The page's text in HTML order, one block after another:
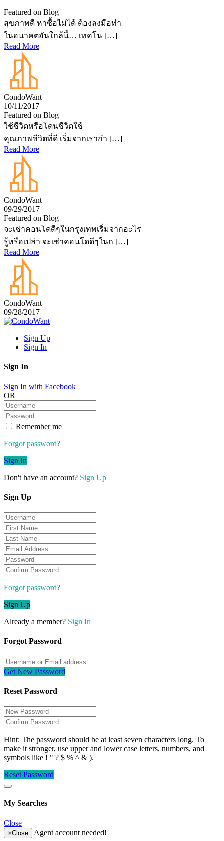
Featured on Blog
สุขภาพดี หาซื้อไม่ได้ ต้องลงมือทำ
ในอนาคตอันใกล้นี้… เทคโน […]
Read More
CondoWant
10/11/2017
Featured on Blog
ใช้ชีวิตหรือโดนชีวิตใช้
คุณภาพชีวิตที่ดี เริ่มจากเรากำ […]
Read More
CondoWant
09/29/2017
Featured on Blog
จะเช่าคอนโดดีๆในกรุงเทพเริ่มจากอะไร
รู้หรือเปล่า จะเช่าคอนโดดีๆในก […]
Read More
CondoWant
09/28/2017
Sign Up
Sign In
Sign In
Sign In with Facebook
OR
Remember me
Forgot password?
Sign In
Don't have an account? Sign Up
Sign Up
Forgot password?
Sign Up
Already a member? Sign In
Forgot Password
Get New Password
Reset Password
Hint: The password should be at least seven characters long. To
make it stronger, use upper and lower case letters, numbers, and
symbols like ! " ? $ % ^ & ).
Reset Password
My Searches
Close
×Close Agent account needed!